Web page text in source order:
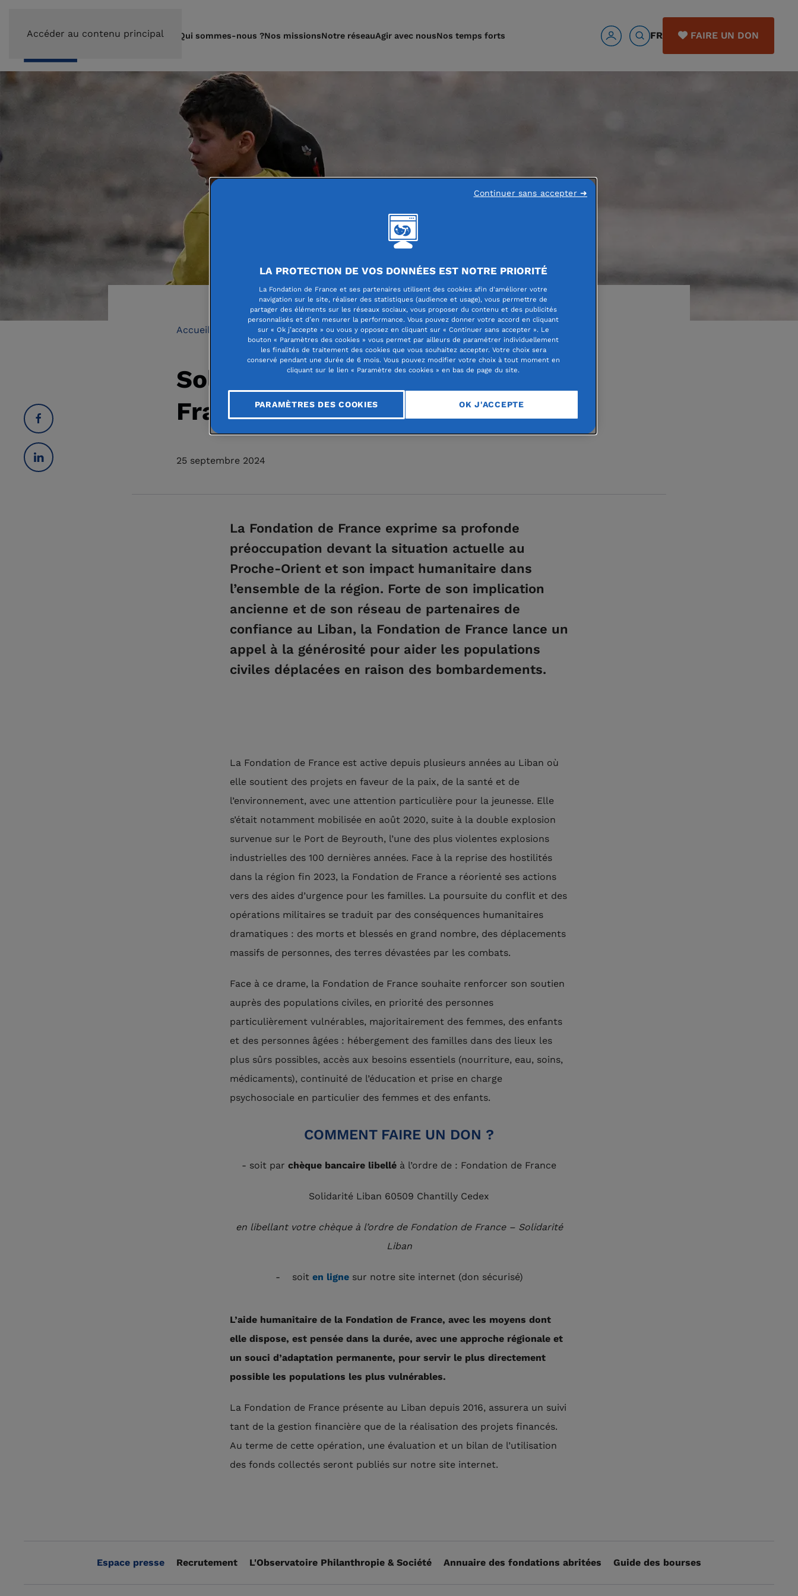
Accéder au contenu principal Qui sommes-nous ?Nos missionsNotre réseauAgir avec nousNos temps forts FR FAIRE UN DON
Accueil Espace presse communiqué de presse 2024
Solidarité Liban : la Fondation de
France lance un appel aux dons
25 septembre 2024
La Fondation de France exprime sa profonde
préoccupation devant la situation actuelle au
Proche-Orient et son impact humanitaire dans
l’ensemble de la région. Forte de son implication
ancienne et de son réseau de partenaires de
confiance au Liban, la Fondation de France lance un
appel à la générosité pour aider les populations
civiles déplacées en raison des bombardements.
La Fondation de France est active depuis plusieurs années au Liban où
elle soutient des projets en faveur de la paix, de la santé et de
l’environnement, avec une attention particulière pour la jeunesse. Elle
s’était notamment mobilisée en août 2020, suite à la double explosion
survenue sur le Port de Beyrouth, l’une des plus violentes explosions
industrielles des 100 dernières années. Face à la reprise des hostilités
dans la région fin 2023, la Fondation de France a réorienté ses actions
vers des aides d’urgence pour les familles. La poursuite du conflit et des
opérations militaires se traduit par des conséquences humanitaires
dramatiques : des morts et blessés en grand nombre, des déplacements
massifs de personnes, des terres dévastées par les combats.
Face à ce drame, la Fondation de France souhaite renforcer son soutien
auprès des populations civiles, en priorité des personnes
particulièrement vulnérables, majoritairement des femmes, des enfants
et des personnes âgées : hébergement des familles dans des lieux les
plus sûrs possibles, accès aux besoins essentiels (nourriture, eau, soins,
médicaments), continuité de l’éducation et prise en charge
psychosociale en particulier des femmes et des enfants.
COMMENT FAIRE UN DON ?
- soit par chèque bancaire libellé à l’ordre de : Fondation de France
Solidarité Liban 60509 Chantilly Cedex
en libellant votre chèque à l’ordre de Fondation de France – Solidarité
Liban
- soit en ligne sur notre site internet (don sécurisé)
L’aide humanitaire de la Fondation de France, avec les moyens dont
elle dispose, est pensée dans la durée, avec une approche régionale et
un souci d’adaptation permanente, pour servir le plus directement
possible les populations les plus vulnérables.
La Fondation de France présente au Liban depuis 2016, assurera un suivi
tant de la gestion financière que de la réalisation des projets financés.
Au terme de cette opération, une évaluation et un bilan de l’utilisation
des fonds collectés seront publiés sur notre site internet.
Espace presse Recrutement L'Observatoire Philanthropie & Société Annuaire des fondations abritées Guide des bourses
LA PROTECTION DE VOS DONNÉES EST NOTRE PRIORITÉ
La Fondation de France et ses partenaires utilisent des cookies afin d'améliorer votre
navigation sur le site, réaliser des statistiques (audience et usage), vous permettre de
partager des éléments sur les réseaux sociaux, vous proposer du contenu et des publicités
personnalisés et d’en mesurer la performance. Vous pouvez donner votre accord en cliquant
sur « Ok j’accepte » ou vous y opposez en cliquant sur « Continuer sans accepter ». Le
bouton « Paramètres des cookies » vous permet par ailleurs de paramétrer individuellement
les finalités de traitement des cookies que vous souhaitez accepter. Votre choix sera
conservé pendant une durée de 6 mois. Vous pouvez modifier votre choix à tout moment en
cliquant sur le lien « Paramètre des cookies » en bas de page du site.
PARAMÈTRES DES COOKIES OK J'ACCEPTE
Continuer sans accepter ➜